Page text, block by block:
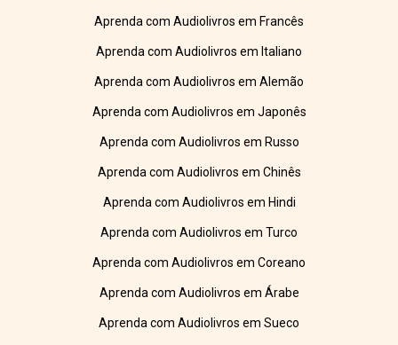
Aprenda com Audiolivros em Francês
Aprenda com Audiolivros em Italiano
Aprenda com Audiolivros em Alemão
Aprenda com Audiolivros em Japonês
Aprenda com Audiolivros em Russo
Aprenda com Audiolivros em Chinês
Aprenda com Audiolivros em Hindi
Aprenda com Audiolivros em Turco
Aprenda com Audiolivros em Coreano
Aprenda com Audiolivros em Árabe
Aprenda com Audiolivros em Sueco